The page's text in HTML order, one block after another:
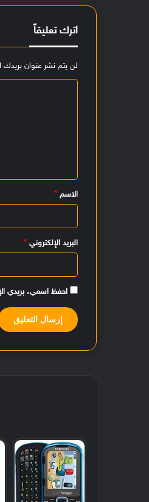
اترك تعليقاً
لن يتم نشر عنوان بريدك
الاسم*
البريد الإلكتروني*
احفظ اسمي، بريدي